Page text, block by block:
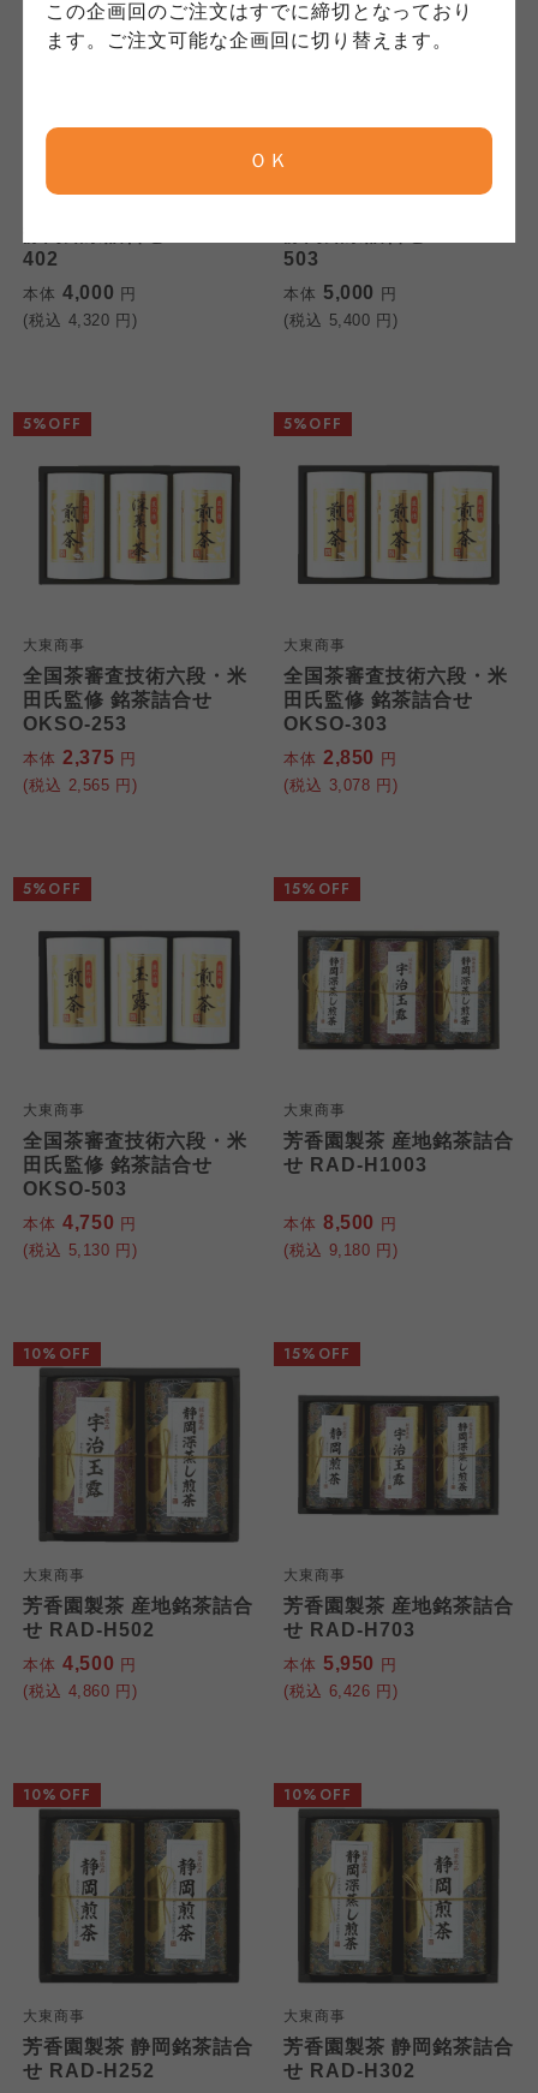
この企画回のご注文はすでに締切となっており
ます。ご注文可能な企画回に切り替えます。
ＯＫ
402
本体 4,000 円
(税込 4,320 円)
503
本体 5,000 円
(税込 5,400 円)
大東商事
全国茶審査技術六段・米
田氏監修 銘茶詰合せ
OKSO-253
本体 2,375 円
(税込 2,565 円)
5%OFF
大東商事
全国茶審査技術六段・米
田氏監修 銘茶詰合せ
OKSO-303
本体 2,850 円
(税込 3,078 円)
5%OFF
大東商事
全国茶審査技術六段・米
田氏監修 銘茶詰合せ
OKSO-503
本体 4,750 円
(税込 5,130 円)
5%OFF
大東商事
芳香園製茶 産地銘茶詰合
せ RAD-H1003
本体 8,500 円
(税込 9,180 円)
15%OFF
大東商事
芳香園製茶 産地銘茶詰合
せ RAD-H502
本体 4,500 円
(税込 4,860 円)
10%OFF
大東商事
芳香園製茶 産地銘茶詰合
せ RAD-H703
本体 5,950 円
(税込 6,426 円)
15%OFF
大東商事
芳香園製茶 静岡銘茶詰合
せ RAD-H252
10%OFF
大東商事
芳香園製茶 静岡銘茶詰合
せ RAD-H302
10%OFF
コープしが
ならコープ
おおさかパルコープ
大阪いずみ市民生協
わかやま市民生協
コープしが
ならコープ
大阪いずみ市民生協
わかやま市民生協
コープしが
ならコープ
おおさかパルコープ
大阪いずみ市民生協
わかやま市民生協